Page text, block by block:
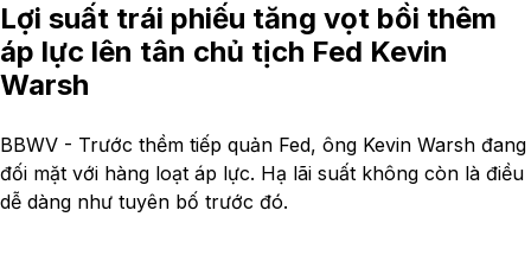
Lợi suất trái phiếu tăng vọt bồi thêm
áp lực lên tân chủ tịch Fed Kevin
Warsh
BBWV - Trước thềm tiếp quản Fed, ông Kevin Warsh đang
đối mặt với hàng loạt áp lực. Hạ lãi suất không còn là điều
dễ dàng như tuyên bố trước đó.